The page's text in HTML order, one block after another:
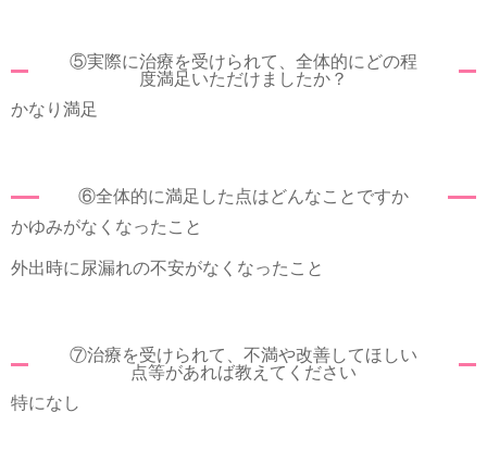
⑤実際に治療を受けられて、全体的にどの程
度満足いただけましたか？
かなり満足
⑥全体的に満足した点はどんなことですか
かゆみがなくなったこと
外出時に尿漏れの不安がなくなったこと
⑦治療を受けられて、不満や改善してほしい
点等があれば教えてください
特になし